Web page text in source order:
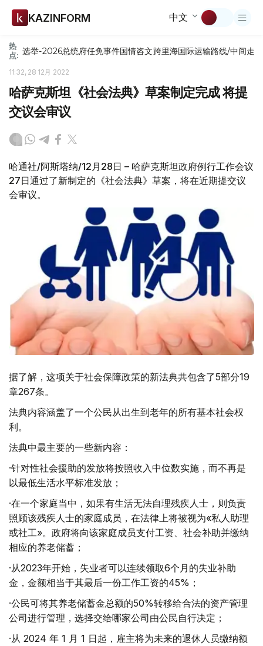
KAZINFORM 中文
热
点: 选举-2026总统府任免事件国情咨文跨里海国际运输路线/中间走廊
11:32, 28 12月 2022
哈萨克斯坦《社会法典》草案制定完成 将提
交议会审议
哈通社/阿斯塔纳/12月28日 – 哈萨克斯坦政府例行工作会议
27日通过了新制定的《社会法典》草案，将在近期提交议
会审议。
据了解，这项关于社会保障政策的新法典共包含了5部分19
章267条。
法典内容涵盖了一个公民从出生到老年的所有基本社会权
利。
法典中最主要的一些新内容：
·针对性社会援助的发放将按照收入中位数实施，而不再是
以最低生活水平标准发放；
·在一个家庭当中，如果有生活无法自理残疾人士，则负责
照顾该残疾人士的家庭成员，在法律上将被视为«私人助理
或社工»。政府将向该家庭成员支付工资、社会补助并缴纳
相应的养老储蓄；
·从2023年开始，失业者可以连续领取6个月的失业补助
金，金额相当于其最后一份工作工资的45%；
·公民可将其养老储蓄金总额的50%转移给合法的资产管理
公司进行管理，选择交给哪家公司由公民自行决定；
·从 2024 年 1 月 1 日起，雇主将为未来的退休人员缴纳额